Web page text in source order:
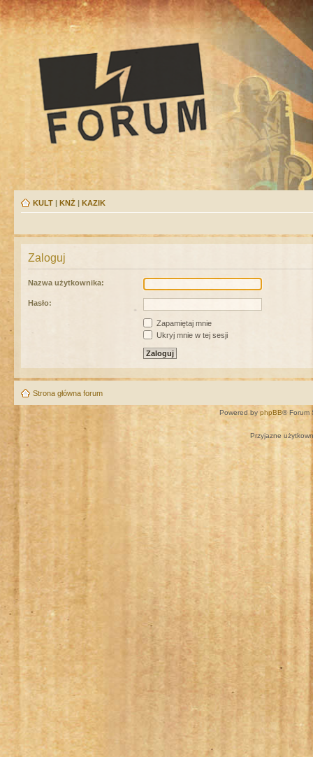
KULT | KNŻ | KAZIK
Zaloguj
Nazwa użytkownika:
Hasło:
Zapamiętaj mnie
Ukryj mnie w tej sesji
Strona główna forum
Powered by phpBB® Forum
Przyjazne